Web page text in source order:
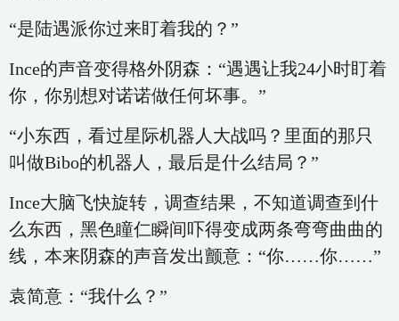
“是陆遇派你过来盯着我的？”
Ince的声音变得格外阴森：“遇遇让我24小时盯着
你，你别想对诺诺做任何坏事。”
“小东西，看过星际机器人大战吗？里面的那只
叫做Bibo的机器人，最后是什么结局？”
Ince大脑飞快旋转，调查结果，不知道调查到什
么东西，黑色瞳仁瞬间吓得变成两条弯弯曲曲的
线，本来阴森的声音发出颤意：“你……你……”
袁简意：“我什么？”